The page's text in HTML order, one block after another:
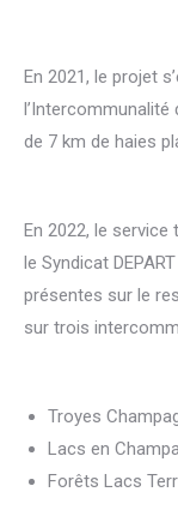
En 2021, le projet
l’Intercommunalité
de 7 km de haies
En 2022, le service
le Syndicat
présentes sur le
sur trois
Troyes
Lacs en
Forêts Lacs